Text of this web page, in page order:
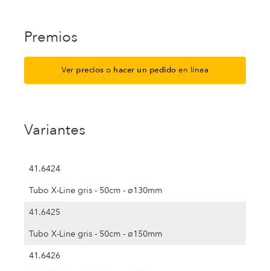
Premios
Ver precios o hacer un pedido en línea
Variantes
41.6424
Tubo X-Line gris - 50cm - ø130mm
41.6425
Tubo X-Line gris - 50cm - ø150mm
41.6426